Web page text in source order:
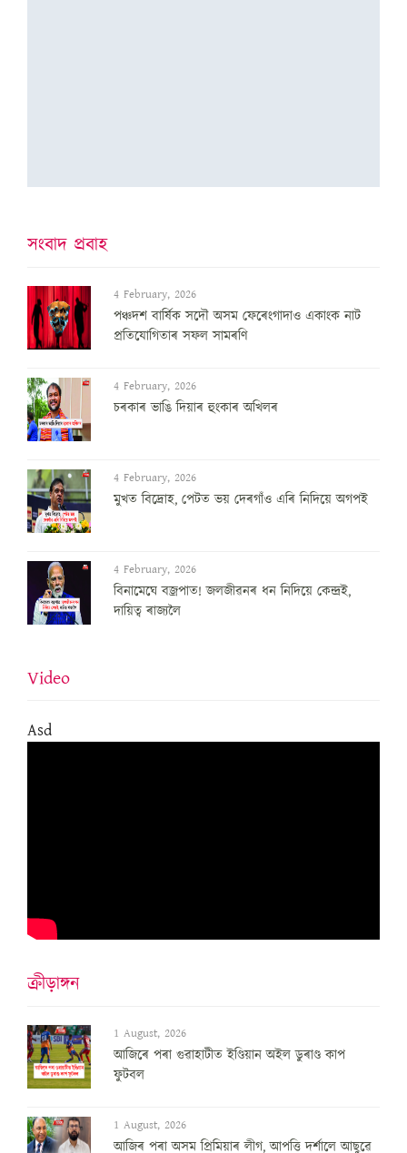
সংবাদ প্ৰবাহ
4 February, 2026
পঞ্চদশ বার্ষিক সদৌ অসম ফেৰেংগাদাও একাংক নাট
প্রতিযোগিতাৰ সফল সামৰণি
4 February, 2026
চৰকাৰ ভাঙি দিয়াৰ হুংকাৰ অখিলৰ
4 February, 2026
মুখত বিদ্ৰোহ, পেটত ভয় দেৰগাঁও এৰি নিদিয়ে অগপই
4 February, 2026
বিনামেঘে বজ্ৰপাত! জলজীৱনৰ ধন নিদিয়ে কেন্দ্ৰই,
দায়িত্ব ৰাজ্যলৈ
Video
Asd
ক্ৰীড়াঙ্গন
1 August, 2026
আজিৰে পৰা গুৱাহাটীত ইণ্ডিয়ান অইল ডুৰাণ্ড কাপ
ফুটবল
1 August, 2026
আজিৰ পৰা অসম প্ৰিমিয়াৰ লীগ, আপত্তি দৰ্শালে আছুৱে